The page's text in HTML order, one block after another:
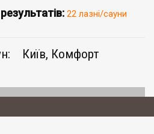
22 лазні/сауни
Київ, Комфорт